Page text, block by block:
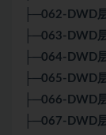
├─062-DWD
├─063-DWD
├─064-DWD
├─065-DWD
├─066-DWD
├─067-DWD